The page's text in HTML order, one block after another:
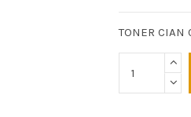
TONER CIAN